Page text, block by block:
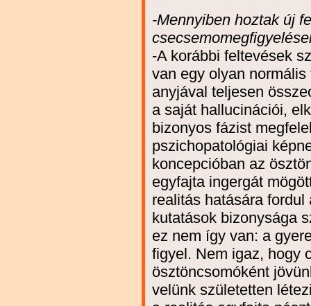
-Mennyiben hoztak új
-A korábbi feltevések
van egy olyan
anyjával teljesen
a saját hallucinációi,
bizonyos fázist
pszichopatológiai
koncepcióban az
egyfajta ingergát
realitás hatására
kutatások bizonysága
ez nem így van: a
figyel. Nem igaz, hogy
ösztöncsomóként
velünk születetten